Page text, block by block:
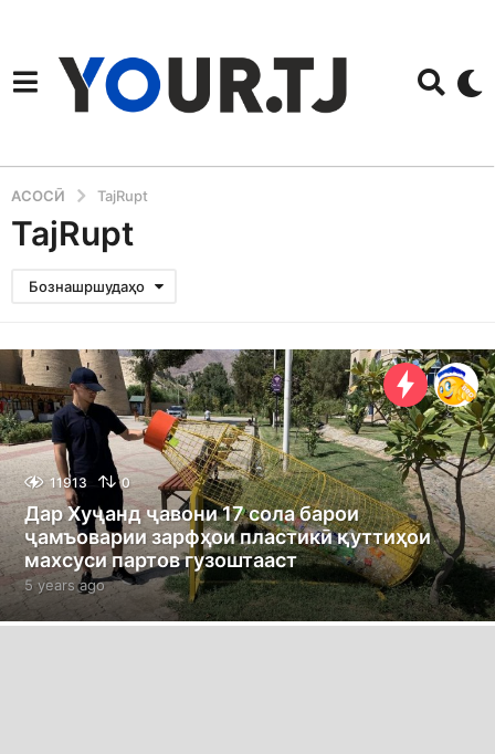
АСОСӢ TajRupt
TajRupt
Бознашршудаҳо
11913 0
Дар Хуҷанд ҷавони 17 сола барои
ҷамъоварии зарфҳои пластикӣ қуттиҳои
махсуси партов гузоштааст
5 years ago5
y
e